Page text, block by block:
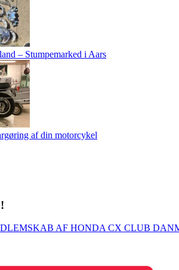
– Stumpemarked i Aars
af din motorcykel
AF HONDA CX CLUB